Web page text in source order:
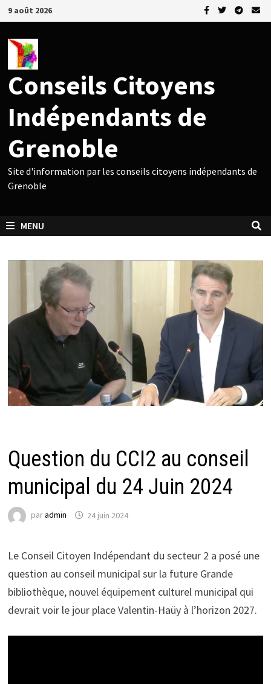
Passer
au
contenu
9 août 2026
Conseils Citoyens
Indépendants de
Grenoble
Site d'information par les conseils citoyens indépendants de
Grenoble
MENU
Question du CCI2 au conseil
municipal du 24 Juin 2024
paradmin 24 juin 2024
Le Conseil Citoyen Indépendant du secteur 2 a posé une
question au conseil municipal sur la future Grande
bibliothèque, nouvel équipement culturel municipal qui
devrait voir le jour place Valentin-Haüy à l’horizon 2027.